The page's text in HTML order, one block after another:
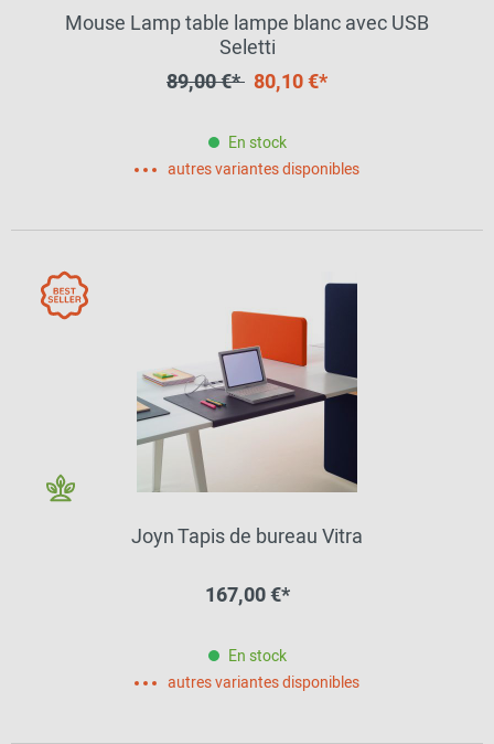
Mouse Lamp table lampe blanc avec USB
Seletti
89,00 €* 80,10 €*
En stock
autres variantes disponibles
Joyn Tapis de bureau Vitra
167,00 €*
En stock
autres variantes disponibles